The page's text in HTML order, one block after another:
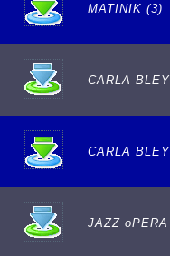
MATINIK
CARLA
CARLA
JAZZ oPERA